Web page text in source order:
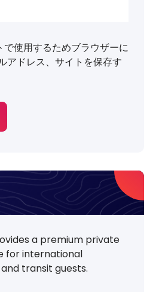
で使用するためブラウザーに
アドレス、サイトを保存す
a premium private
for international
transit guests.